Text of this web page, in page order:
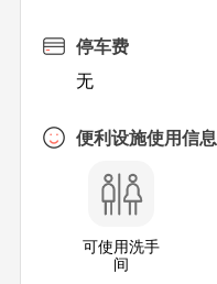
停车费
无
便利设施使用信息
可使用洗手
间